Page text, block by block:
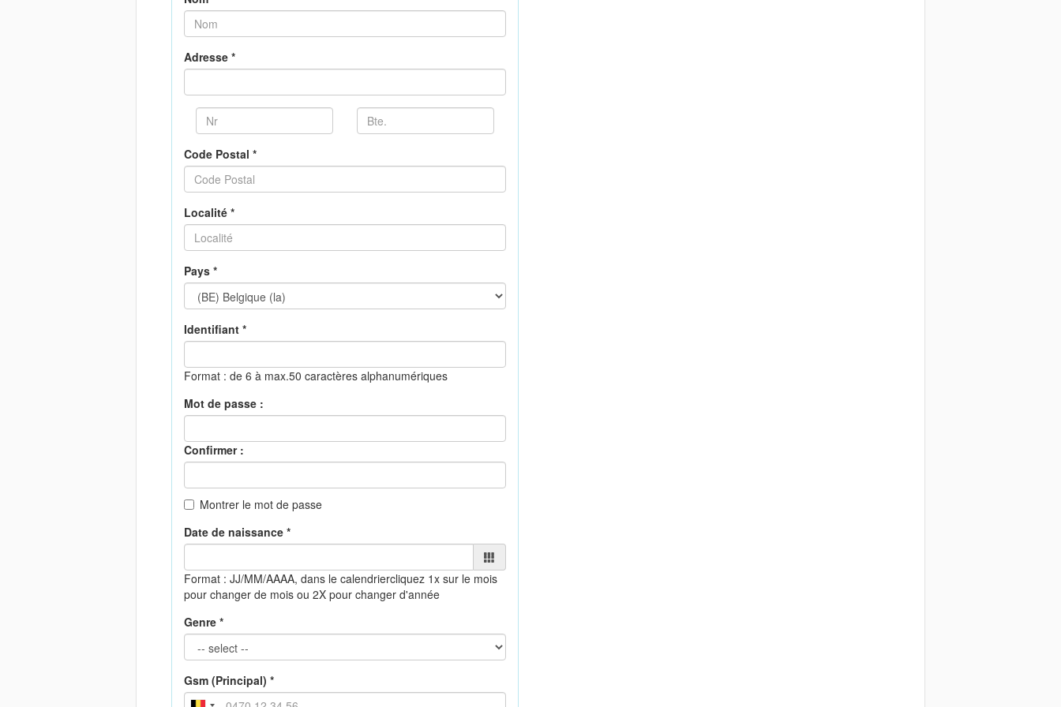
Adresse *
Code Postal *
Localité *
Pays *
Identifiant *
Format : de 6 à max.50 caractères alphanumériques
Mot de passe :
Confirmer :
Montrer le mot de passe
Date de naissance *
Format : JJ/MM/AAAA, dans le calendriercliquez 1x sur le mois
pour changer de mois ou 2X pour changer d'année
Genre *
Gsm (Principal) *